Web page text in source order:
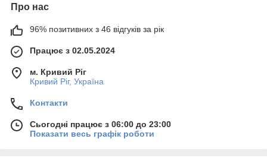
Про нас
96% позитивних з 46 відгуків за рік
Працює з 02.05.2024
м. Кривий Ріг
Кривий Ріг, Україна
Контакти
Сьогодні працює з 06:00 до 23:00
Показати весь графік роботи